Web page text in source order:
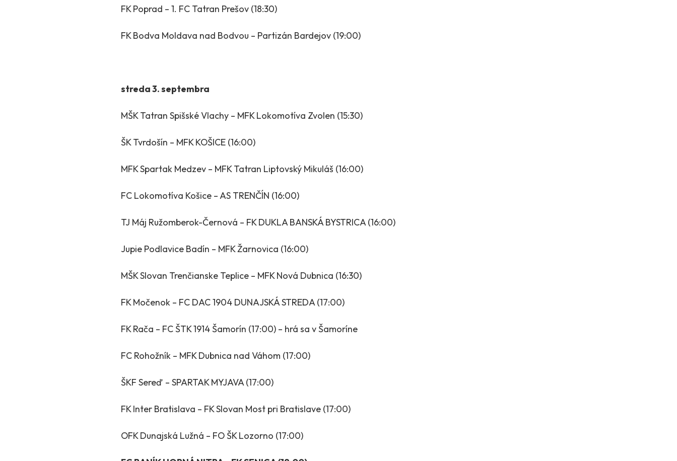
FK Poprad – 1. FC Tatran Prešov (18:30)
FK Bodva Moldava nad Bodvou – Partizán Bardejov (19:00)
streda 3. septembra
MŠK Tatran Spišské Vlachy – MFK Lokomotíva Zvolen (15:30)
ŠK Tvrdošín – MFK KOŠICE (16:00)
MFK Spartak Medzev – MFK Tatran Liptovský Mikuláš (16:00)
FC Lokomotíva Košice – AS TRENČÍN (16:00)
TJ Máj Ružomberok-Černová – FK DUKLA BANSKÁ BYSTRICA (16:00)
Jupie Podlavice Badín – MFK Žarnovica (16:00)
MŠK Slovan Trenčianske Teplice – MFK Nová Dubnica (16:30)
FK Močenok – FC DAC 1904 DUNAJSKÁ STREDA (17:00)
FK Rača – FC ŠTK 1914 Šamorín (17:00) – hrá sa v Šamoríne
FC Rohožník – MFK Dubnica nad Váhom (17:00)
ŠKF Sereď – SPARTAK MYJAVA (17:00)
FK Inter Bratislava – FK Slovan Most pri Bratislave (17:00)
OFK Dunajská Lužná – FO ŠK Lozorno (17:00)